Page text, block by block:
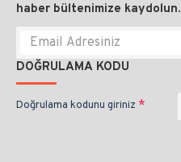
haber bültenimize kaydolun.
DOĞRULAMA KODU
Doğrulama kodunu giriniz